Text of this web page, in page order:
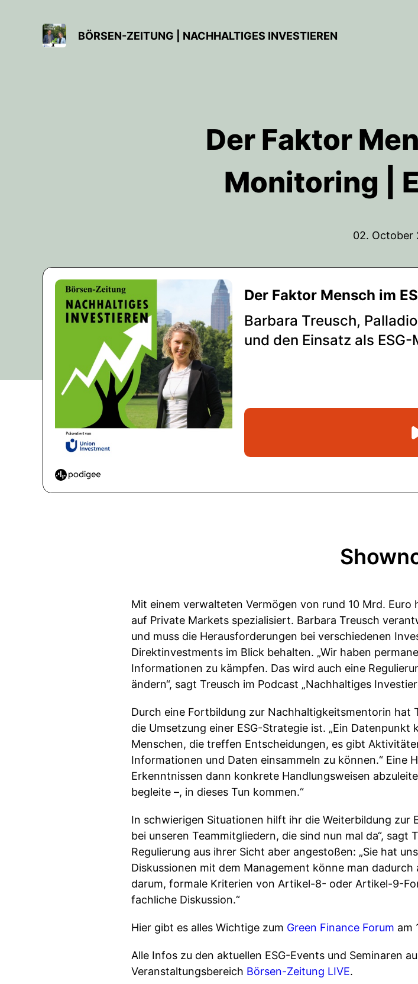
BÖRSEN-ZEITUNG | NACHHALTIGES INVESTIEREN
Der Faktor
Monitoring |
02. October
Mit einem verwalteten Vermögen von rund 10 Mrd.
auf Private Markets spezialisiert. Barbara Treusch
und muss die Herausforderungen bei verschiedenen
Direktinvestments im Blick behalten. „Wir haben
Informationen zu kämpfen. Das wird auch eine
ändern“, sagt Treusch im Podcast „Nachhaltiges
Durch eine Fortbildung zur Nachhaltigkeitsmentorin
die Umsetzung einer ESG-Strategie ist. „Ein
Menschen, die treffen Entscheidungen, es gibt
Informationen und Daten einsammeln zu können.“ Eine
Erkenntnissen dann konkrete Handlungsweisen
begleite –, in dieses Tun kommen.“
In schwierigen Situationen hilft ihr die Weiterbildung zur
bei unseren Teammitgliedern, die sind nun mal da“,
Regulierung aus ihrer Sicht aber angestoßen: „Sie hat
Diskussionen mit dem Management könne man
darum, formale Kriterien von Artikel-8- oder Artikel-9-
fachliche Diskussion.“
Hier gibt es alles Wichtige zum Green Finance Forum am
Alle Infos zu den aktuellen ESG-Events und Seminaren
Veranstaltungsbereich Börsen-Zeitung LIVE.